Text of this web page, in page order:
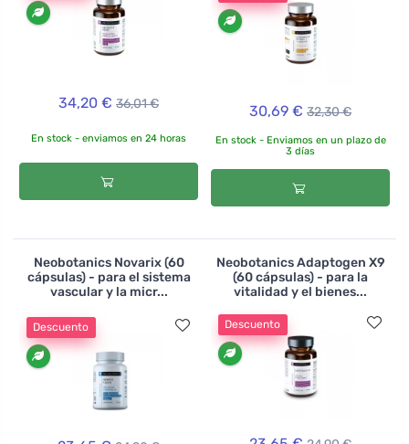
34,20 € 36,01 €
En stock - enviamos en 24 horas
30,69 € 32,30 €
En stock - Enviamos en un plazo de
3 días
Neobotanics Novarix (60
cápsulas) - para el sistema
vascular y la micr...
Descuento
Neobotanics Adaptogen X9
(60 cápsulas) - para la
vitalidad y el bienes...
Descuento